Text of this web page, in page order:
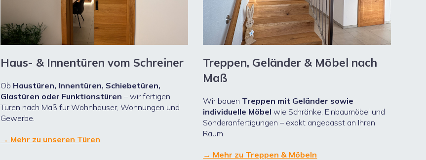
Haus- & Innentüren vom Schreiner
Ob Haustüren, Innentüren, Schiebetüren,
Glastüren oder Funktionstüren – wir fertigen
Türen nach Maß für Wohnhäuser, Wohnungen und
Gewerbe.
→ Mehr zu unseren Türen
Treppen, Geländer & Möbel nach
Maß
Wir bauen Treppen mit Geländer sowie
individuelle Möbel wie Schränke, Einbaumöbel und
Sonderanfertigungen – exakt angepasst an Ihren
Raum.
→ Mehr zu Treppen & Möbeln